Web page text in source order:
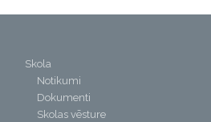
Skola
Notikumi
Dokumenti
Skolas vēsture